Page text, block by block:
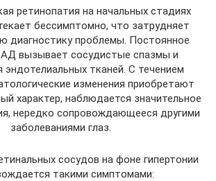
ретинопатия на начальных стадиях
бессимптомно, что затрудняет
диагностику проблемы. Постоянное
вызывает сосудистые спазмы и
эндотелиальных тканей. С течением
изменения приобретают
характер, наблюдается значительное
нередко сопровождающееся другими
заболеваниями глаз.
сосудов на фоне гипертонии
такими симптомами: